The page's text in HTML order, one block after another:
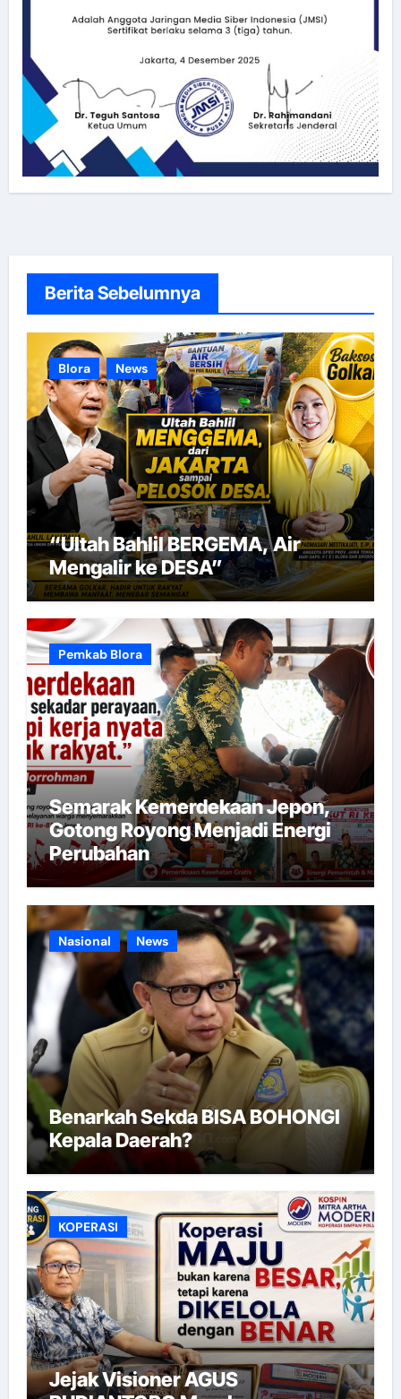
Berita Sebelumnya
Blora News
“Ultah Bahlil BERGEMA, Air
Mengalir ke DESA”
Pemkab Blora
Semarak Kemerdekaan Jepon,
Gotong Royong Menjadi Energi
Perubahan
Nasional News
Benarkah Sekda BISA BOHONGI
Kepala Daerah?
KOPERASI
Jejak Visioner AGUS